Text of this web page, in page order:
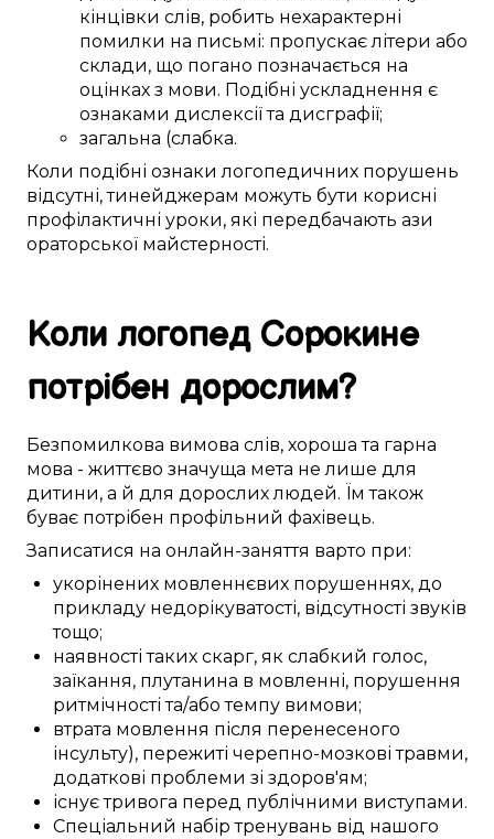
кінцівки слів, робить нехарактерні
помилки на письмі: пропускає літери або
склади, що погано позначається на
оцінках з мови. Подібні ускладнення є
ознаками дислексії та дисграфії;
загальна (слабка.
Коли подібні ознаки логопедичних порушень
відсутні,тинейджерам можуть бути корисні
профілактичні уроки, які передбачають ази
ораторської майстерності.
Коли логопед Сорокине
потрібен дорослим?
Безпомилкова вимова слів, хороша та гарна
мова - життєво значуща мета не лише для
дитини, а й для дорослих людей. Їмтакож
буває потрібен профільний фахівець.
Записатися на онлайн-заняття варто при:
укорінених мовленнєвих порушеннях, до
прикладу недорікуватості, відсутності звуків
тощо;
наявності таких скарг, як слабкий голос,
заїкання, плутанина в мовленні, порушення
ритмічності та/аботемпу вимови;
втрата мовлення після перенесеного
інсульту), пережиті черепно-мозкові травми,
додаткові проблеми зі здоров'ям;
існує тривога перед публічними виступами.
Спеціальний набіртренувань від нашого